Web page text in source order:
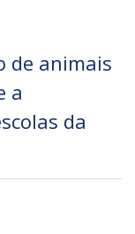
de animais
a
da